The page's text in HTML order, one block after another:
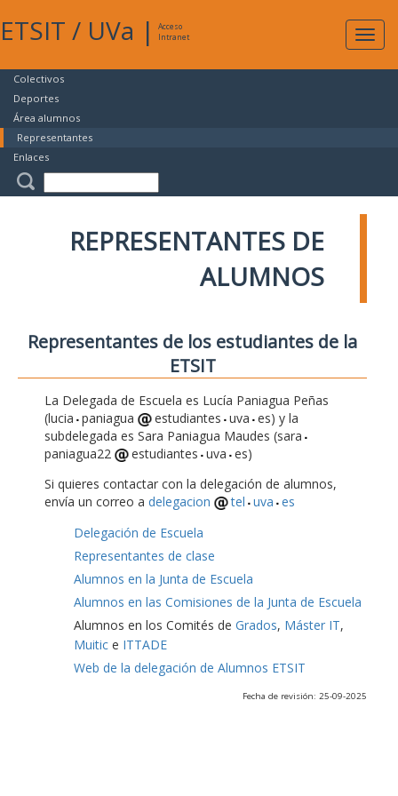
ETSIT / UVa |
Acceso
Intranet
Colectivos
Deportes
Área alumnos
Representantes
Enlaces
REPRESENTANTES DE
ALUMNOS
Representantes de los estudiantes de la
ETSIT
La Delegada de Escuela es Lucía Paniagua Peñas
(lucia paniagua estudiantes uva es) y la
subdelegada es Sara Paniagua Maudes (sara
paniagua22
estudiantes uva es)
Si quieres contactar con la delegación de alumnos,
envía un correo a delegacion tel uva es
Delegación de Escuela
Representantes de clase
Alumnos en la Junta de Escuela
Alumnos en las Comisiones de la Junta de Escuela
Alumnos en los Comités de Grados, Máster IT,
Muitic e ITTADE
Web de la delegación de Alumnos ETSIT
Fecha de revisión: 25-09-2025